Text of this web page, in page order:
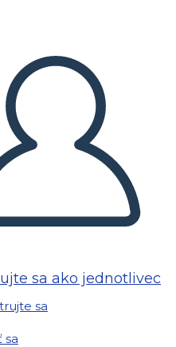
sa ako jednotlivec
sa
sa